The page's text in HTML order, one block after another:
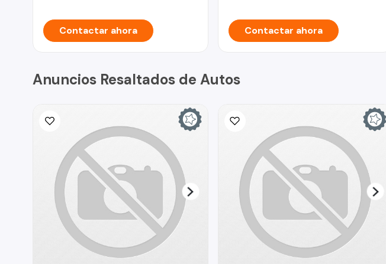
Contactar ahora Contactar ahora
Anuncios Resaltados de Autos